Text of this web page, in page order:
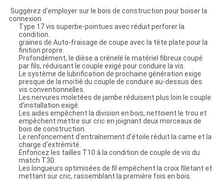
Suggérez d'employer sur le bois de construction pour boiser la
connexion
Type 17 vis superbe-pointues avec réduit perforer la
condition.
graines de Auto-fraisage de coupe avec la tête plate pour la
finition propre.
Profondément, le dièse a crénelé le matériel fibreux coupé
par fils, réduisant le couple exigé pour conduire la vis.
Le système de lubrification de prochaine génération exige
presque de la moitié du couple de conduire au-dessus des
vis conventionnelles.
Les nervures moletées de jambe réduisent plus loin le couple
d'installation exigé.
Les aides empêchent la division en bois, nettoient le trou et
empêchent mettre sur cric en joignant deux morceaux de
bois de construction.
Le renfoncement d'entraînement d'étoile réduit la came et la
charge d'extrémité.
Enfoncez les tailles T10 à la condition de couple de vis du
match T30.
Les longueurs optimisées de fil empêchent la croix filetant et
mettant sur cric, rassemblant la première fois en bois.